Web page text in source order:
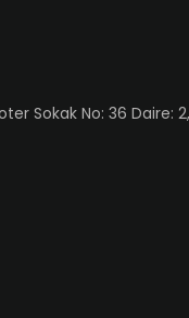
Sokak No: 36 Daire: 2,